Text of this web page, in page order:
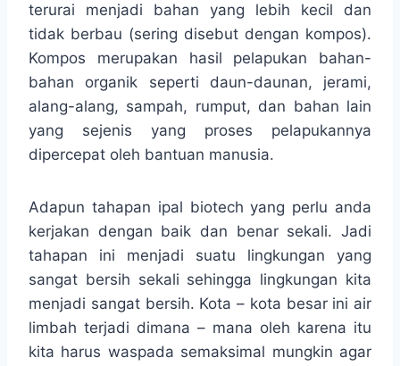
terurai menjadi bahan yang lebih kecil dan
tidak berbau (sering disebut dengan kompos).
Kompos merupakan hasil pelapukan bahan-
bahan organik seperti daun-daunan, jerami,
alang-alang, sampah, rumput, dan bahan lain
yang sejenis yang proses pelapukannya
dipercepat oleh bantuan manusia.
Adapun tahapan ipal biotech yang perlu anda
kerjakan dengan baik dan benar sekali. Jadi
tahapan ini menjadi suatu lingkungan yang
sangat bersih sekali sehingga lingkungan kita
menjadi sangat bersih. Kota – kota besar ini air
limbah terjadi dimana – mana oleh karena itu
kita harus waspada semaksimal mungkin agar